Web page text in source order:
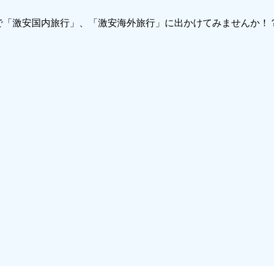
激安国内旅行」、「激安海外旅行」に出かけてみませんか！